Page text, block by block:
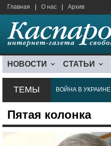
Главная О нас Архив
НОВОСТИ СТАТЬИ
ТЕМЫ ВОЙНА В УКРАИНЕ
Пятая колонка